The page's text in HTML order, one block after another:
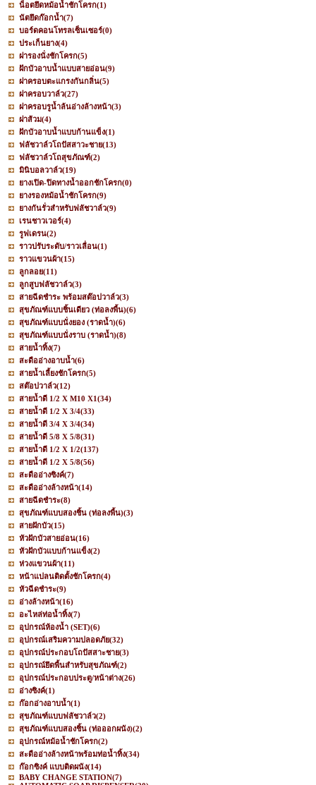
น็อตยึดหม้อน้ำชักโครก(1)
นัตยึดก๊อกน้ำ(7)
บอร์ดคอนโทรลเซ็นเซอร์(0)
ประเก็นยาง(4)
ฝารองนั่งชักโครก(5)
ฝักบัวอาบน้ำแบบสายอ่อน(9)
ฝาครอบตะแกรงกันกลิ่น(5)
ฝาครอบวาล์ว(27)
ฝาครอบรูน้ำล้นอ่างล้างหน้า(3)
ฝาส้วม(4)
ฝักบัวอาบน้ำแบบก้านแข็ง(1)
ฟลัชวาล์วโถปัสสาวะชาย(13)
ฟลัชวาล์วโถสุขภัณฑ์(2)
มินิบอลวาล์ว(19)
ยางเปิด-ปิดทางน้ำออกชักโครก(0)
ยางรองหม้อน้ำชักโครก(9)
ยางกันรั่วสำหรับฟลัชวาล์ว(9)
เรนชาวเวอร์(4)
รูฟเดรน(2)
ราวปรับระดับ/ราวเลื่อน(1)
ราวแขวนผ้า(15)
ลูกลอย(11)
ลูกสูบฟลัชวาล์ว(3)
สายฉีดชำระ พร้อมสต๊อปวาล์ว(3)
สุขภัณฑ์แบบชิ้นเดียว (ท่อลงพื้น)(6)
สุขภัณฑ์แบบนั่งยอง (ราดน้ำ)(6)
สุขภัณฑ์แบบนั่งราบ (ราดน้ำ)(8)
สายน้ำทิ้ง(7)
สะดืออ่างอาบน้ำ(6)
สายน้ำเลี้ยงชักโครก(5)
สต๊อปวาล์ว(12)
สายน้ำดี 1/2 X M10 X1(34)
สายน้ำดี 1/2 X 3/4(33)
สายน้ำดี 3/4 X 3/4(34)
สายน้ำดี 5/8 X 5/8(31)
สายน้ำดี 1/2 X 1/2(137)
สายน้ำดี 1/2 X 5/8(56)
สะดืออ่างซิงค์(7)
สะดืออ่างล้างหน้า(14)
สายฉีดชำระ(8)
สุขภัณฑ์แบบสองชิ้น (ท่อลงพื้น)(3)
สายฝักบัว(15)
หัวฝักบัวสายอ่อน(16)
หัวฝักบัวแบบก้านแข็ง(2)
ห่วงแขวนผ้า(11)
หน้าแปลนติดตั้งชักโครก(4)
หัวฉีดชำระ(9)
อ่างล้างหน้า(16)
อะไหล่ท่อน้ำทิ้ง(7)
อุปกรณ์ห้องน้ำ (SET)(6)
อุปกรณ์เสริมความปลอดภัย(32)
อุปกรณ์ประกอบโถปัสสาะชาย(3)
อุปกรณ์ยึดพื้นสำหรับสุขภัณฑ์(2)
อุปกรณ์ประกอบประตู/หน้าต่าง(26)
อ่างซิงค์(1)
ก๊อกอ่างอาบน้ำ(1)
สุขภัณฑ์แบบฟลัชวาล์ว(2)
สุขภัณฑ์แบบสองชิ้น (ท่อออกผนัง)(2)
อุปกรณ์หม้อน้ำชักโครก(2)
สะดืออ่างล้างหน้าพร้อมท่อน้ำทิ้ง(34)
ก๊อกซิงค์ แบบติดผนัง(14)
BABY CHANGE STATION(7)